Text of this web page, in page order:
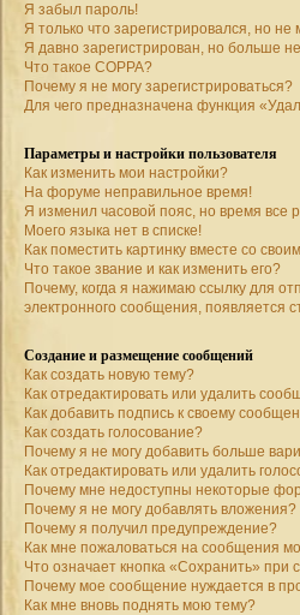
Я забыл пароль!
Я только что зарегистрировался, но не
Я давно зарегистрирован, но больше
Что такое COPPA?
Почему я не могу зарегистрироваться?
Для чего предназначена функция
Параметры и настройки пользователя
Как изменить мои настройки?
На форуме неправильное время!
Я изменил часовой пояс, но время все
Моего языка нет в списке!
Как поместить картинку вместе со
Что такое звание и как изменить его?
Почему, когда я нажимаю ссылку для
электронного сообщения, появляется
Создание и размещение сообщений
Как создать новую тему?
Как отредактировать или удалить
Как добавить подпись к своему
Как создать голосование?
Почему я не могу добавить больше
Как отредактировать или удалить
Почему мне недоступны некоторые
Почему я не могу добавлять вложения?
Почему я получил предупреждение?
Как мне пожаловаться на сообщения
Что означает кнопка «Сохранить» при
Почему мое сообщение нуждается в
Как мне вновь поднять мою тему?